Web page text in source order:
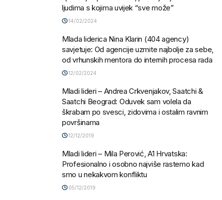
ljudima s kojima uvijek “sve može”
14/02/2024
Mlada liderica Nina Klarin (404 agency)
savjetuje: Od agencije uzmite najbolje za sebe,
od vrhunskih mentora do internih procesa rada
12/02/2024
Mladi lideri – Andrea Crkvenjakov, Saatchi &
Saatchi Beograd: Oduvek sam volela da
škrabam po svesci, zidovima i ostalim ravnim
površinama
12/12/2019
Mladi lideri – Mila Perović, A1 Hrvatska:
Profesionalno i osobno najviše rastemo kad
smo u nekakvom konfliktu
05/12/2019